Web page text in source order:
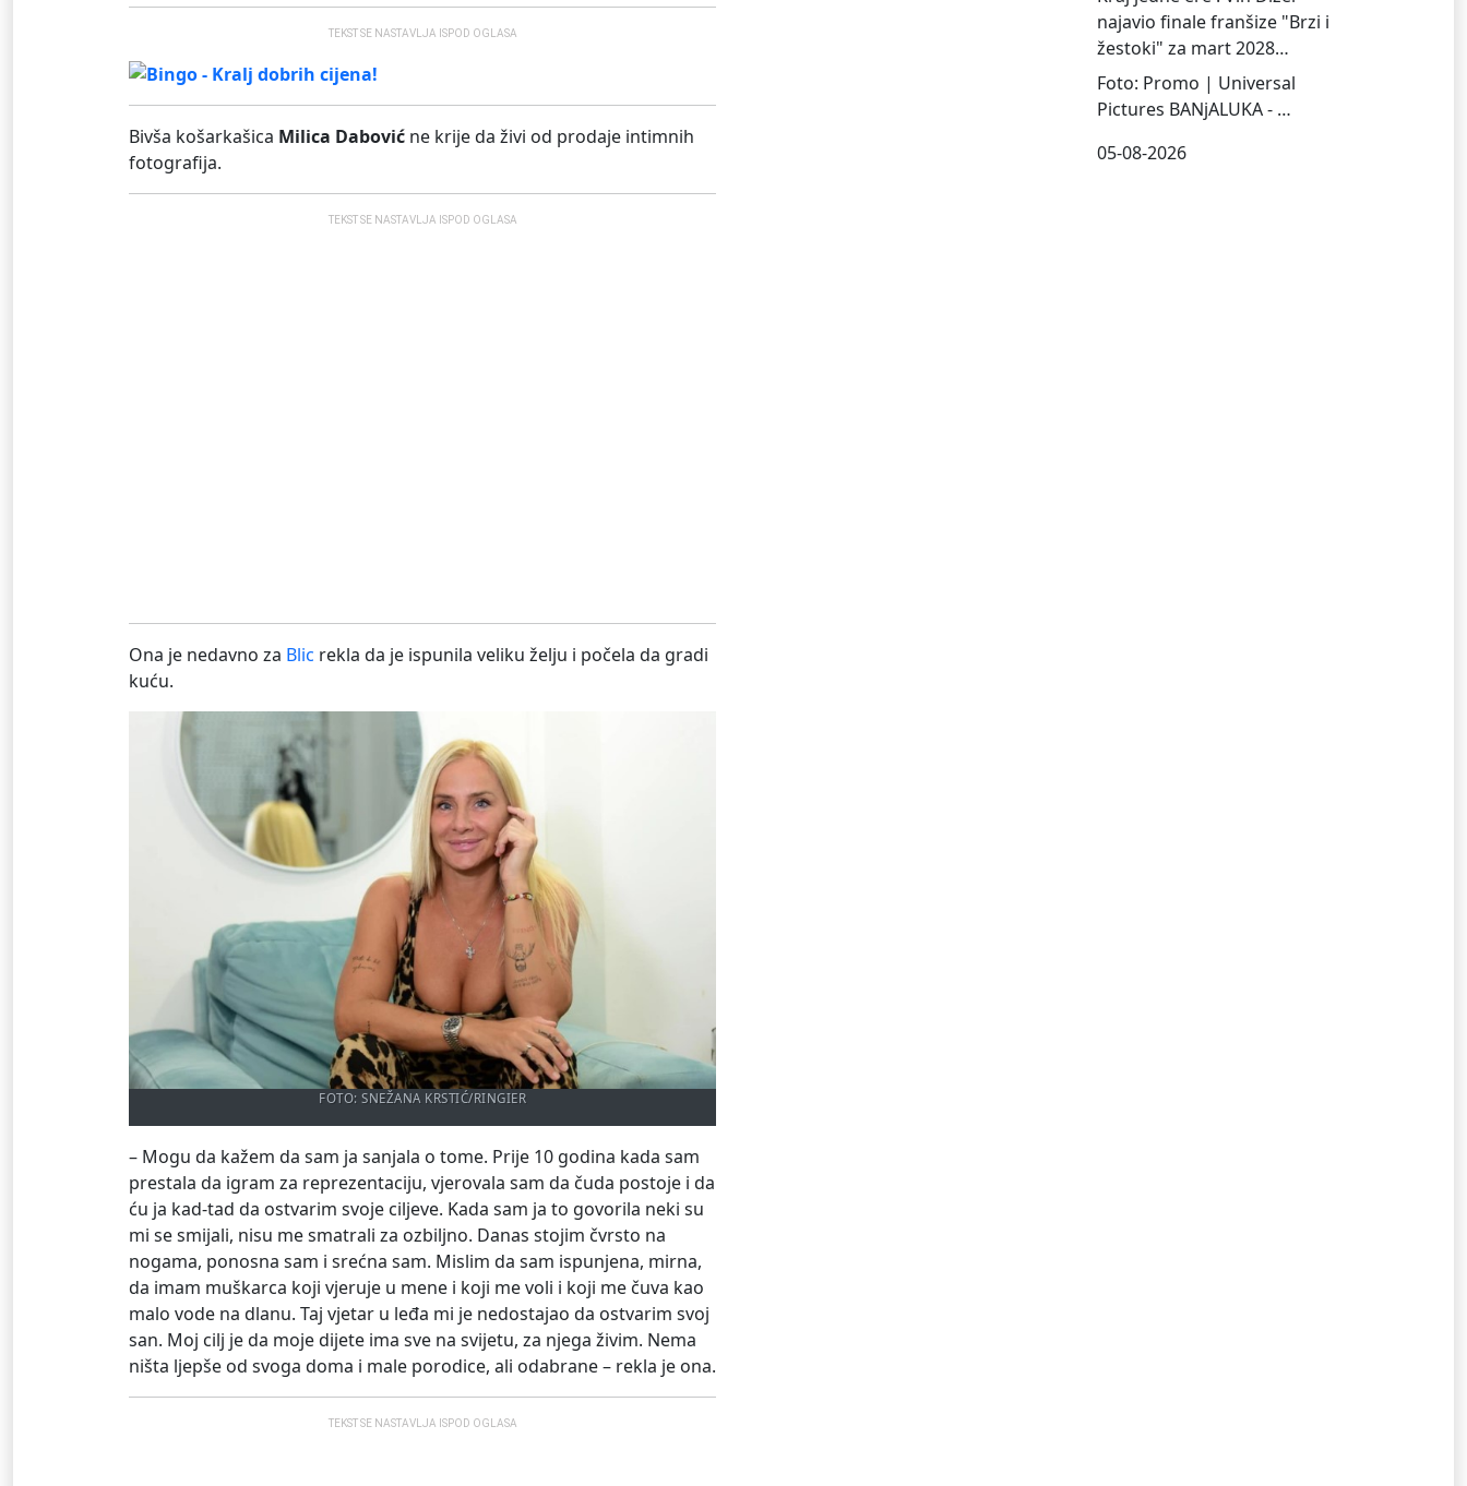
TEKST SE NASTAVLJA ISPOD OGLASA
Bivša košarkašica Milica Dabović ne krije da živi od prodaje intimnih
fotografija.
TEKST SE NASTAVLJA ISPOD OGLASA
Ona je nedavno za Blic rekla da je ispunila veliku želju i počela da gradi
kuću.
FOTO: SNEŽANA KRSTIĆ/RINGIER
– Mogu da kažem da sam ja sanjala o tome. Prije 10 godina kada sam
prestala da igram za reprezentaciju, vjerovala sam da čuda postoje i da
ću ja kad-tad da ostvarim svoje ciljeve. Kada sam ja to govorila neki su
mi se smijali, nisu me smatrali za ozbiljno. Danas stojim čvrsto na
nogama, ponosna sam i srećna sam. Mislim da sam ispunjena, mirna,
da imam muškarca koji vjeruje u mene i koji me voli i koji me čuva kao
malo vode na dlanu. Taj vjetar u leđa mi je nedostajao da ostvarim svoj
san. Moj cilj je da moje dijete ima sve na svijetu, za njega živim. Nema
ništa ljepše od svoga doma i male porodice, ali odabrane – rekla je ona.
TEKST SE NASTAVLJA ISPOD OGLASA
najavio finale franšize "Brzi i
žestoki" za mart 2028…
Foto: Promo | Universal
Pictures BANjALUKA - …
05-08-2026